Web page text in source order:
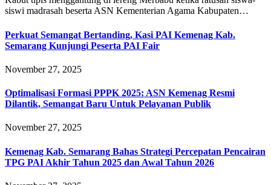
siswi madrasah beserta ASN Kementerian Agama Kabupaten…
Perkuat Semangat Bertanding, Kasi PAI Kemenag Kab.
Semarang Kunjungi Peserta PAI Fair
November 27, 2025
Optimalisasi Formasi PPPK 2025: ASN Kemenag Resmi
Dilantik, Semangat Baru Untuk Pelayanan Publik
November 27, 2025
Kemenag Kab. Semarang Bahas Strategi Percepatan Pencairan
TPG PAI Akhir Tahun 2025 dan Awal Tahun 2026